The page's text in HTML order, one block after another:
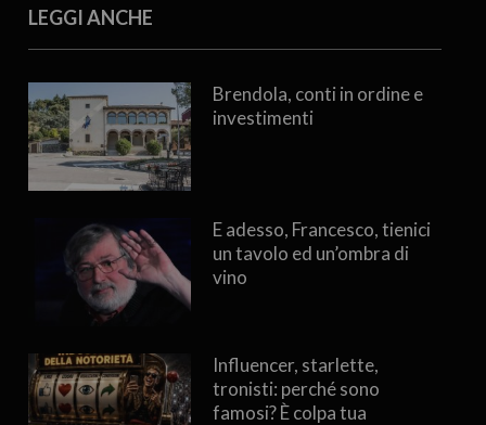
LEGGI ANCHE
Brendola, conti in ordine e
investimenti
E adesso, Francesco, tienici
un tavolo ed un’ombra di
vino
Influencer, starlette,
tronisti: perché sono
famosi? È colpa tua